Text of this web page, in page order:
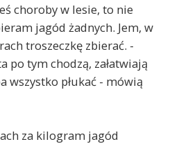
choroby w lesie, to nie
jagód żadnych. Jem, w
troszeczkę zbierać. -
po tym chodzą, załatwiają
wszystko płukać - mówią
za kilogram jagód